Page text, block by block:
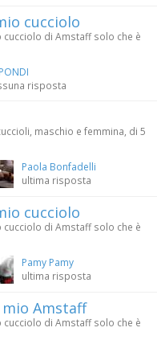
cucciolo
di Amstaff solo che è
risposta
maschio e femmina, di 5
Paola Bonfadelli
ultima risposta
cucciolo
di Amstaff solo che è
Pamy Pamy
ultima risposta
Amstaff
di Amstaff solo che è